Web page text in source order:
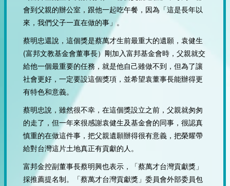
會到父親的辦公室，跟他一起吃午餐，因為「這是長年以
來，我們父子一直在做的事」。
蔡明忠還說，這個獎是蔡萬才生前最重大的遺願，袁健生
(富邦文教基金會董事長）剛加入富邦基金會時，父親就交
給他一個最重要的任務，就是他自己雖做不到，但為了讓
社會更好，一定要設這個獎項，並希望袁董事長能辦得更
有特色和意義。
蔡明忠說，雖然很不幸，在這個獎設立之前，父親就匆匆
的走了，但一年來很感謝袁健生及基金會的同事，很認真
慎重的在做這件事，把父親遺願辦得很有意義，把榮耀帶
給對台灣這片土地真正有貢獻的人。
富邦金控副董事長蔡明興也表示，「蔡萬才台灣貢獻獎」
採推薦提名制。「蔡萬才台灣貢獻獎」委員會外部委員包